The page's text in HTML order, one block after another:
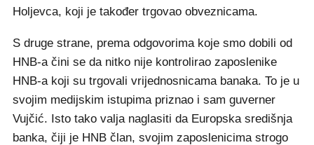
Holjevca, koji je također trgovao obveznicama.
S druge strane, prema odgovorima koje smo dobili od
HNB-a čini se da nitko nije kontrolirao zaposlenike
HNB-a koji su trgovali vrijednosnicama banaka. To je u
svojim medijskim istupima priznao i sam guverner
Vujčić. Isto tako valja naglasiti da Europska središnja
banka, čiji je HNB član, svojim zaposlenicima strogo